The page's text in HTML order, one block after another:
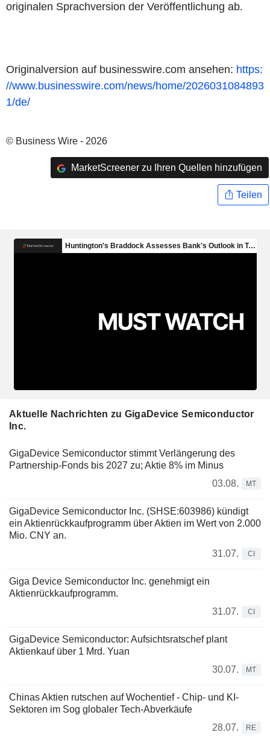
originalen Sprachversion der Veröffentlichung ab.
Originalversion auf businesswire.com ansehen: https:
//www.businesswire.com/news/home/2026031084893
1/de/
© Business Wire - 2026
MarketScreener zu Ihren Quellen hinzufügen
Teilen
Aktuelle Nachrichten zu GigaDevice Semiconductor
Inc.
GigaDevice Semiconductor stimmt Verlängerung des
Partnership-Fonds bis 2027 zu; Aktie 8% im Minus
03.08.
MT
GigaDevice Semiconductor Inc. (SHSE:603986) kündigt
ein Aktienrückkaufprogramm über Aktien im Wert von 2.000
Mio. CNY an.
31.07.
CI
Giga Device Semiconductor Inc. genehmigt ein
Aktienrückkaufprogramm.
31.07.
CI
GigaDevice Semiconductor: Aufsichtsratschef plant
Aktienkauf über 1 Mrd. Yuan
30.07.
MT
Chinas Aktien rutschen auf Wochentief - Chip- und KI-
Sektoren im Sog globaler Tech-Abverkäufe
28.07.
RE